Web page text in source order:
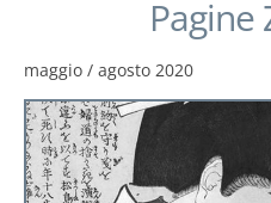
Pagine
maggio / agosto 2020